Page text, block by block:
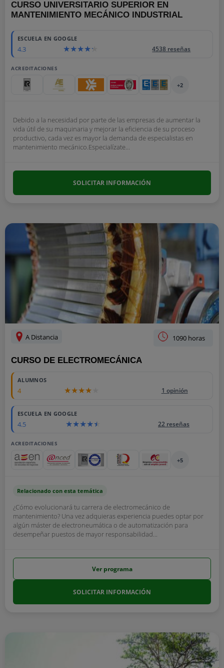
CURSO UNIVERSITARIO SUPERIOR EN
MANTENIMIENTO MECÁNICO INDUSTRIAL
ESCUELA EN GOOGLE
4.3 4538 reseñas
ACREDITACIONES
+2
Debido a la necesidad por parte de las empresas de aumentar la
vida útil de su maquinaria y mejorar la eficiencia de su proceso
productivo, cada vez es mayor la demanda de especialistas en
mantenimiento mecánico.Especialízate...
SOLICITAR INFORMACIÓN
A Distancia 1090 horas
CURSO DE ELECTROMECÁNICA
ALUMNOS
4 1 opinión
ESCUELA EN GOOGLE
4.5 22 reseñas
ACREDITACIONES
+5
Relacionado con esta temática
¿Cómo evolucionará tu carrera de electromecánico de
mantenimiento? Una vez adquieras experiencia puedes optar por
algún máster de electroneumática o de automatización para
desempeñar puestos de mayor responsabilidad...
Ver programa
SOLICITAR INFORMACIÓN